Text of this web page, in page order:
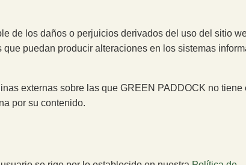
de los daños o perjuicios derivados del uso del sitio
puedan producir alteraciones en los sistemas
externas sobre las que GREEN PADDOCK no tiene
por su contenido.